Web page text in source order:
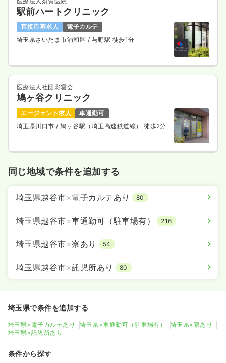
駅前ハートクリニック
直接応募求人
電子カルテ
埼玉県さいたま市浦和区 / 与野駅 徒歩1分
医療法人社団彩雲会
鳩ヶ谷クリニック
エージェント求人
車通勤可
埼玉県川口市 / 鳩ヶ谷駅（埼玉高速鉄道線） 徒歩2分
同じ地域で条件を追加する
埼玉県越谷市×電子カルテあり 80
埼玉県越谷市×車通勤可（駐車場有） 216
埼玉県越谷市×寮あり 54
埼玉県越谷市×託児所あり 80
埼玉県で条件を追加する
埼玉県×電子カルテあり 埼玉県×車通勤可（駐車場有）
埼玉県×寮あり
埼玉県×託児所あり
条件から探す